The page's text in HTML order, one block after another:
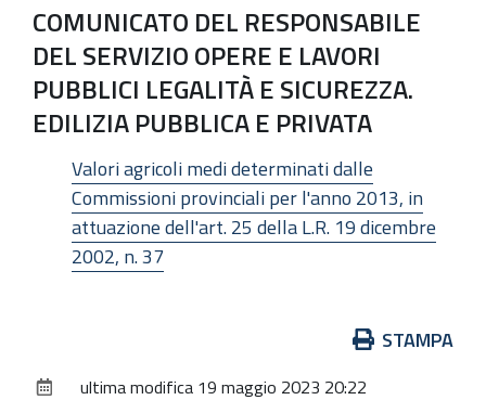
COMUNICATO DEL RESPONSABILE
DEL SERVIZIO OPERE E LAVORI
PUBBLICI LEGALITÀ E SICUREZZA.
EDILIZIA PUBBLICA E PRIVATA
Valori agricoli medi determinati dalle
Commissioni provinciali per l'anno 2013, in
attuazione dell'art. 25 della L.R. 19 dicembre
2002, n. 37
documento
STAMPA
ultima modifica 19 maggio 2023 20:22